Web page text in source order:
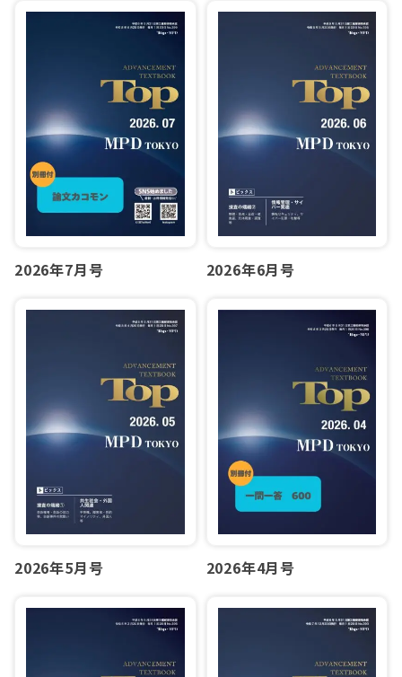
2026年7月号 2026年6月号
2026年5月号 2026年4月号